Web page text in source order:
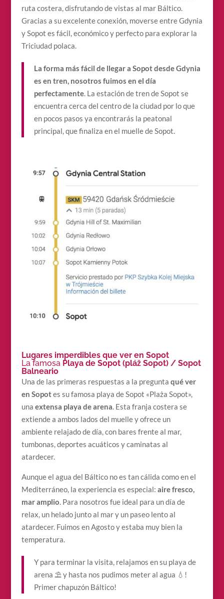
ruta costera, disfrutando de vistas al mar Báltico.
Gracias a su excelente conexión, moverse entre Gdynia
y Sopot es fácil, económico y perfecto para explorar la
Triciudad polaca.
La forma más fácil de llegar a Sopot desde Gdynia
es en tren, nosotros fuimos en el día
perfectamente. La estación de tren de Sopot se
encuentra cerca del centro de la ciudad por lo que
en pocos pasos ya encontrarás la peatonal
principal, que finaliza en el muelle de Sopot.
Lugares imperdibles que ver en Sopot
La famosa Playa de Sopot (pláž Sopot) / Sopot
Balneario
Una de las primeras respuestas a la pregunta qué ver
en Sopotes su famosa playa de Sopot «Plaża Sopot»,
una extensa playa de arena. Esta franja costera se
extiende a ambos lados del muelle y ofrece un
ambiente relajado de día, con bares frente al mar,
tumbonas, deportes acuáticos y caminatas al
atardecer.
Aunque el agua del Báltico no es tan cálida como en el
Mediterráneo, la experiencia es especial: aire fresco,
mar amplio. Para nosotros fue ideal para un día de
relax, un helado junto al mar y un paseo lento al
atardecer. Fuimos en Agosto y estaba muy bien la
temperatura.
Y para terminar la visita, relajamos en su playa de
arena ⛱ y hasta nos pudimos meter al agua 💧!
Primer chapuzón Báltico!